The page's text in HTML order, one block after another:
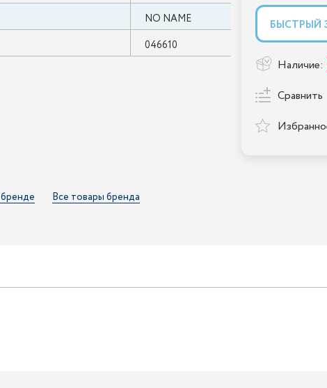
NO NAME
046610
БЫСТРЫЙ
Наличие:
Сравнить
Все товары бренда